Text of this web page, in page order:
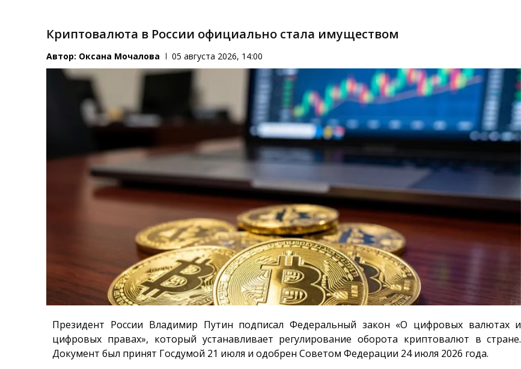
Криптовалюта в России официально стала имуществом
Автор: Оксана Мочалова 05 августа 2026, 14:00
Президент России Владимир Путин подписал Федеральный закон «О цифровых валютах и
цифровых правах», который устанавливает регулирование оборота криптовалют в стране.
Документ был принят Госдумой 21 июля и одобрен Советом Федерации 24 июля 2026 года.